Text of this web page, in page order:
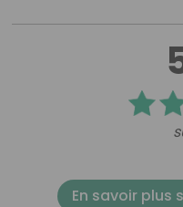
En savoir plus